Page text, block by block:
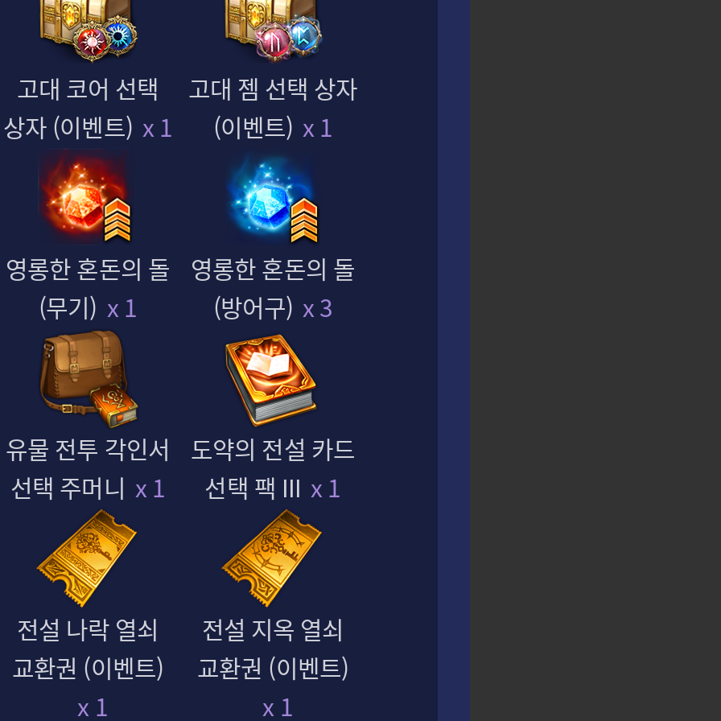
고대 코어 선택
상자 (이벤트) x 1
고대 젬 선택 상자
(이벤트) x 1
영롱한 혼돈의 돌
(무기) x 1
영롱한 혼돈의 돌
(방어구) x 3
유물 전투 각인서
선택 주머니 x 1
도약의 전설 카드
선택 팩 III x 1
전설 나락 열쇠
교환권 (이벤트)
x 1
전설 지옥 열쇠
교환권 (이벤트)
x 1